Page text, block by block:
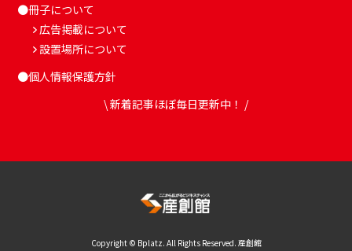
●冊子について
広告掲載について
設置場所について
●個人情報保護方針
\ 新着記事ほぼ毎日更新中！ /
Copyright © Bplatz. All Rights Reserved. 産創館